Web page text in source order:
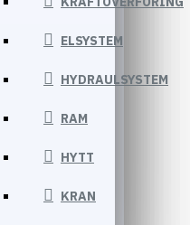
ELSYSTEM
HYDRAULSYSTEM
RAM
HYTT
KRAN